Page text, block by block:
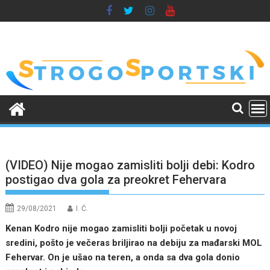
to
(VIDEO) Nije mogao zamisliti bolji debi: Kodro
postigao dva gola za preokret Fehervara
29/08/2021 I. Ć.
Kenan Kodro nije mogao zamisliti bolji početak u novoj
sredini, pošto je večeras briljirao na debiju za mađarski MOL
Fehervar. On je ušao na teren, a onda sa dva gola donio